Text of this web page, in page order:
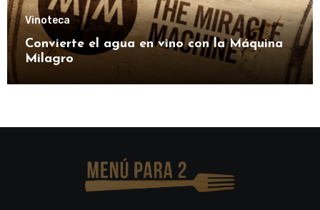
Vinoteca
Convierte el agua en vino con la Máquina
Milagro